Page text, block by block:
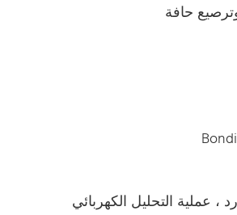
حافة
عملية التحليل الكهربائي